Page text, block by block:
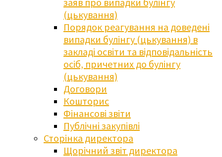
(цькування)
Порядок реагування на доведені
випадки булінгу (цькування) в
закладі освіти та відповідальність
осіб, причетних до булінгу
(цькування)
Договори
Кошторис
Фінансові звіти
Публічні закупівлі
Сторінка директора
Щорічний звіт директора